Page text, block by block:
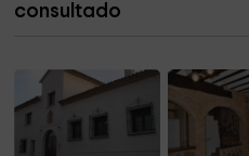
consultado